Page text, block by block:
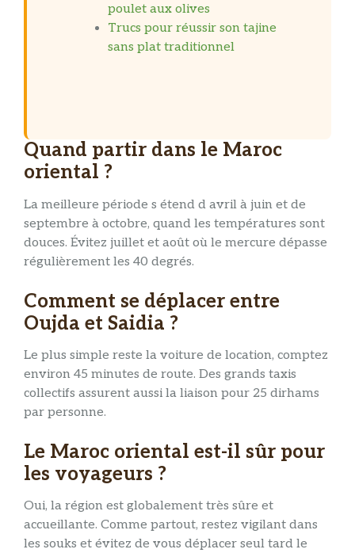
poulet aux olives
Trucs pour réussir son tajine
sans plat traditionnel
Quand partir dans le Maroc
oriental ?
La meilleure période s étend d avril à juin et de
septembre à octobre, quand les températures sont
douces. Évitez juillet et août où le mercure dépasse
régulièrement les 40 degrés.
Comment se déplacer entre
Oujda et Saidia ?
Le plus simple reste la voiture de location, comptez
environ 45 minutes de route. Des grands taxis
collectifs assurent aussi la liaison pour 25 dirhams
par personne.
Le Maroc oriental est-il sûr pour
les voyageurs ?
Oui, la région est globalement très sûre et
accueillante. Comme partout, restez vigilant dans
les souks et évitez de vous déplacer seul tard le